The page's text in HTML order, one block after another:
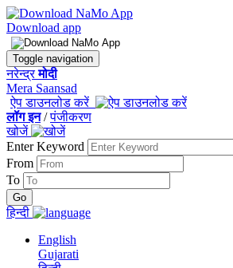
Download app
Toggle navigation
नरेन्द्रमोदी
Mera Saansad
ऐप डाउनलोड करें
लॉग इन/पंजीकरण
खोजें
Enter Keyword
From
To
हिन्दी
English
Gujarati